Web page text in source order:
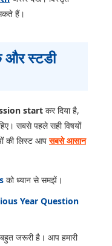
हैं।
और स्टडी
start कर दिया है,
सबसे पहले सही विषयों
की लिस्ट आपसबसे आसान
को ध्यान से समझें।
Year Question
जरूरी है। आप हमारी